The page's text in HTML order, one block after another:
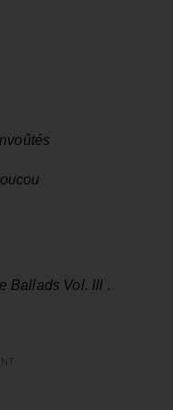
Ballads Vol. III .